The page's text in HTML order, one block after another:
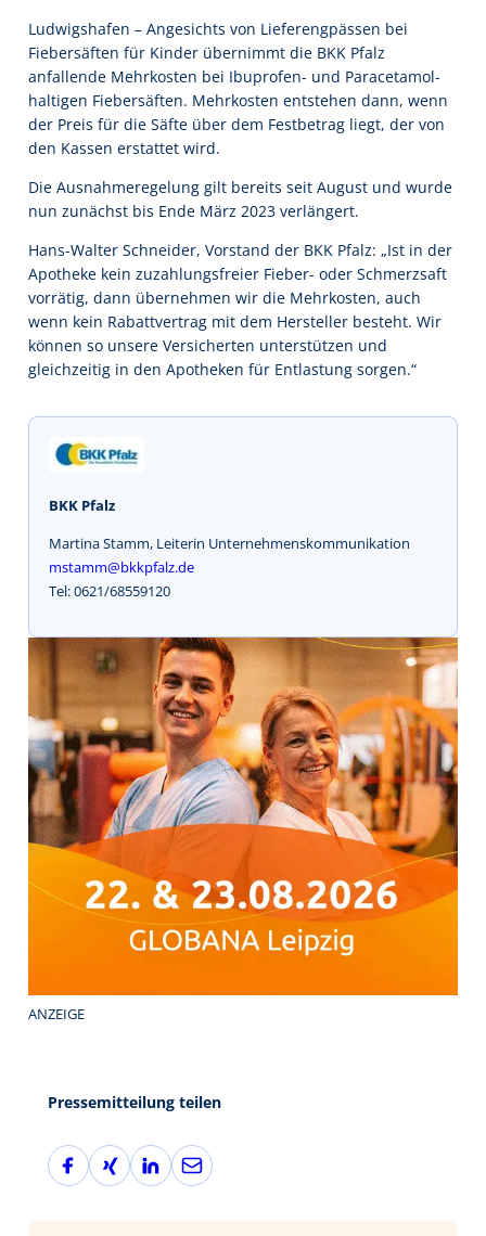
Ludwigshafen – Angesichts von Lieferengpässen bei
Fiebersäften für Kinder übernimmt die BKK Pfalz
anfallende Mehrkosten bei Ibuprofen- und Paracetamol-
haltigen Fiebersäften. Mehrkosten entstehen dann, wenn
der Preis für die Säfte über dem Festbetrag liegt, der von
den Kassen erstattet wird.
Die Ausnahmeregelung gilt bereits seit August und wurde
nun zunächst bis Ende März 2023 verlängert.
Hans-Walter Schneider, Vorstand der BKK Pfalz: „Ist in der
Apotheke kein zuzahlungsfreier Fieber- oder Schmerzsaft
vorrätig, dann übernehmen wir die Mehrkosten, auch
wenn kein Rabattvertrag mit dem Hersteller besteht. Wir
können so unsere Versicherten unterstützen und
gleichzeitig in den Apotheken für Entlastung sorgen.“
BKK Pfalz
Martina Stamm, Leiterin Unternehmenskommunikation
mstamm@bkkpfalz.de
Tel: 0621/68559120
ANZEIGE
Pressemitteilung teilen
F
a
X
i
L
i
E
-